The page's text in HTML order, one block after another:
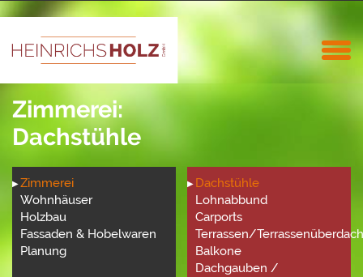
Zimmerei:
Dachstühle
Zimmerei
Wohnhäuser
Holzbau
Fassaden & Hobelwaren
Planung
Dachstühle
Lohnabbund
Carports
Terrassen/
Balkone
Dachgauben /